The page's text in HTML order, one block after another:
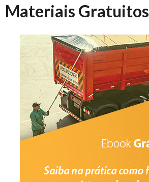
Materiais Gratuitos